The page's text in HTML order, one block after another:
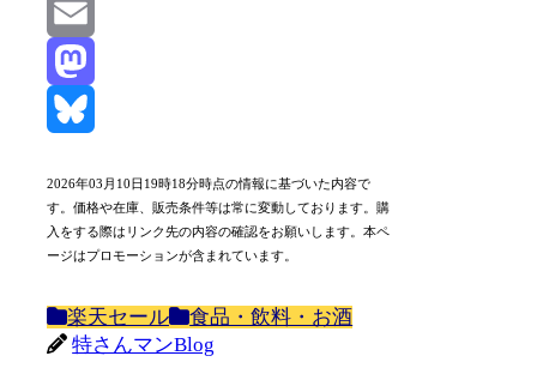
Line
Email
Mastodon
2026年03月10日19時18分時点の情報に基づいた内容で
す。価格や在庫、販売条件等は常に変動しております。購
入をする際はリンク先の内容の確認をお願いします。本ペ
ージはプロモーションが含まれています。
楽天セール
食品・飲料・お酒
特さんマンBlog